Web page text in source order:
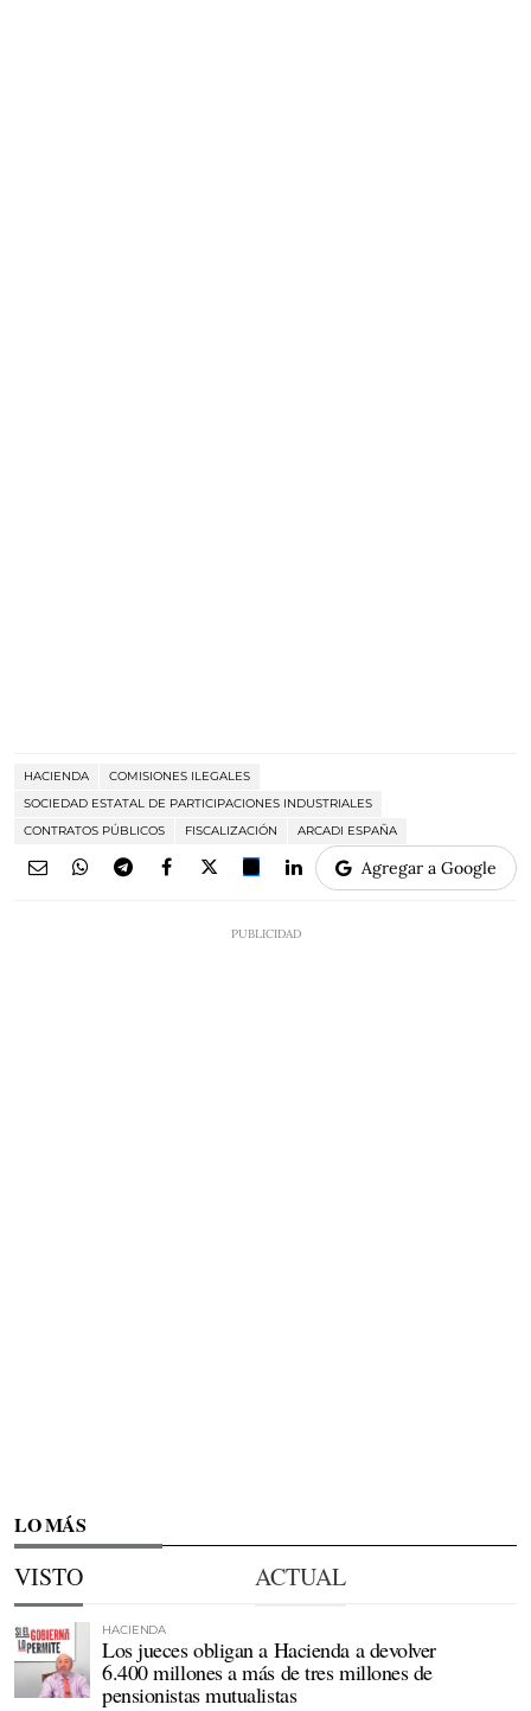
HACIENDA
COMISIONES ILEGALES
SOCIEDAD ESTATAL DE PARTICIPACIONES INDUSTRIALES
CONTRATOS PÚBLICOS
FISCALIZACIÓN ARCADI ESPAÑA
Agregar a Google
LO MÁS
VISTO ACTUAL
HACIENDA
Los jueces obligan a Hacienda a devolver
6.400 millones a más de tres millones de
pensionistas mutualistas